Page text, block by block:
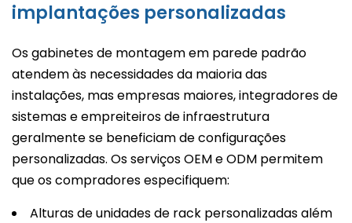
implantações personalizadas
Os gabinetes de montagem em parede padrão
atendem às necessidades da maioria das
instalações, mas empresas maiores, integradores de
sistemas e empreiteiros de infraestrutura
geralmente se beneficiam de configurações
personalizadas. Os serviços OEM e ODM permitem
que os compradores especifiquem:
Alturas de unidades de rack personalizadas além